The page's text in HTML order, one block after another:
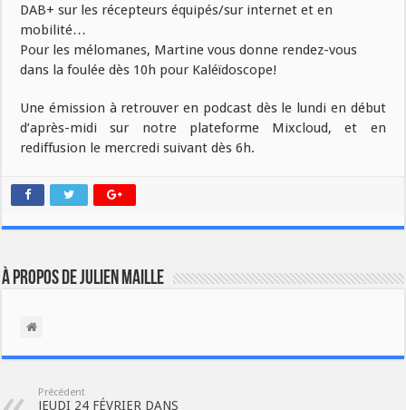
DAB+ sur les récepteurs équipés/sur internet et en
mobilité…
Pour les mélomanes, Martine vous donne rendez-vous
dans la foulée dès 10h pour Kaléïdoscope!
Une émission à retrouver en podcast dès le lundi en début
d’après-midi sur notre plateforme Mixcloud, et en
rediffusion le mercredi suivant dès 6h.
À propos de Julien Maille
Précédent
JEUDI 24 FÉVRIER DANS